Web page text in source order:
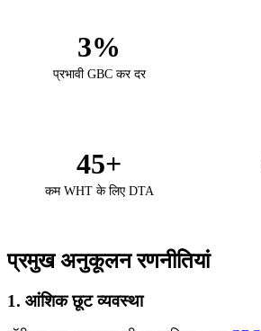
3%
प्रभावी GBC कर दर
45+
कम WHT के लिए DTA
प्रमुख अनुकूलन रणनीतियां
1. आंशिक छूट व्यवस्था